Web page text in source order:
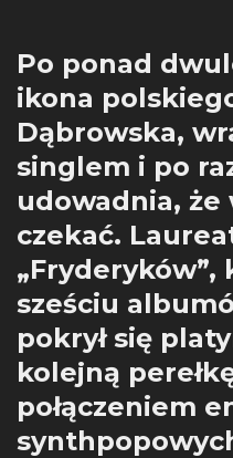
Po ponad
ikona
Dąbrowska,
singlem i po
udowadnia, że
czekać.
„Fryderyków”,
sześciu
pokrył się
kolejną
połączeniem